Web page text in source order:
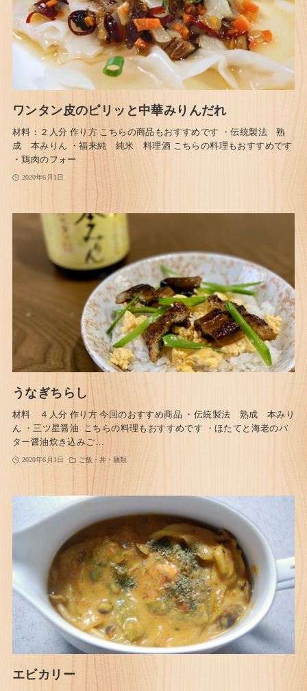
ワンタン皮のピリッと中華みりんだれ
材料：２人分 作り方 こちらの商品もおすすめです ・伝統製法 熟
成 本みりん ・福来純 純米 料理酒 こちらの料理もおすすめです
・鶏肉のフォー
2020年6月1日
うなぎちらし
材料 ４人分 作り方 今回のおすすめ商品 ・伝統製法 熟成 本みり
ん ・三ツ星醤油 こちらの料理もおすすめです ・ほたてと海老のバ
ター醤油炊き込みご…
2020年6月1日 ご飯・丼・麺類
エビカリー